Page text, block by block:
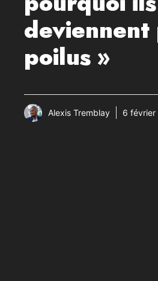
deviennent
poilus »
Alexis Tremblay 6 février